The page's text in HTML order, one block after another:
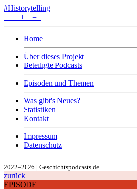
#Historytelling
+
+ =
Home
Über dieses Projekt
Beteiligte Podcasts
Episoden und Themen
Was gibt's Neues?
Statistiken
Kontakt
Impressum
Datenschutz
2022–2026 | Geschichtspodcasts.de
zurück
EPISODE